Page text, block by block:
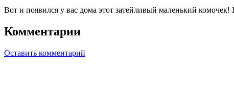
Вот и появился у вас дома этот затейливый маленький
Комментарии
Оставить комментарий